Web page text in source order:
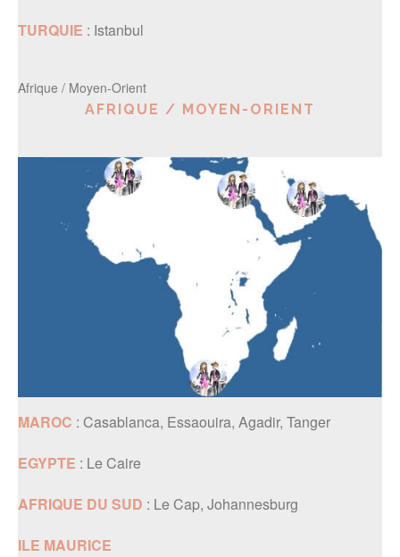
TURQUIE : Istanbul
Afrique / Moyen-Orient
AFRIQUE / MOYEN-ORIENT
MAROC : Casablanca, Essaouira, Agadir, Tanger
EGYPTE : Le Caire
AFRIQUE DU SUD : Le Cap, Johannesburg
ILE MAURICE